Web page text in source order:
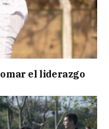
el liderazgo